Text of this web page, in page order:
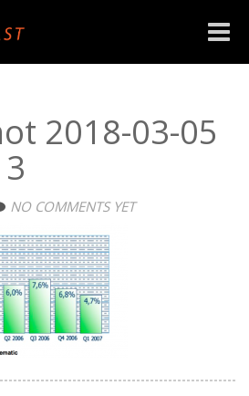
Toggle
2018-03-05
NO COMMENTS YET